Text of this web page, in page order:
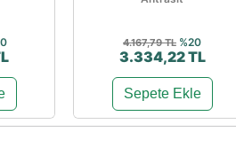
4.167,79 TL %20
3.334,22 TL
Sepete Ekle